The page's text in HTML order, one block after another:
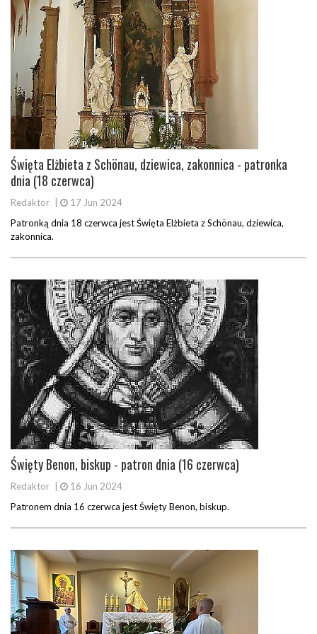
Święta Elżbieta z Schönau, dziewica, zakonnica - patronka
dnia (18 czerwca)
Redaktor
17 Jun 2024
Patronką dnia 18 czerwca jest Święta Elżbieta z Schönau, dziewica,
zakonnica.
Święty Benon, biskup - patron dnia (16 czerwca)
Redaktor
16 Jun 2024
Patronem dnia 16 czerwca jest Święty Benon, biskup.